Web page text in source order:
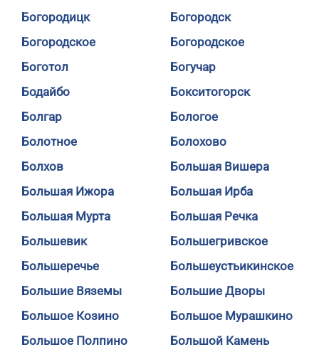
Богородицк
Богородск
Богородское
Богородское
Боготол
Богучар
Бодайбо
Бокситогорск
Болгар
Бологое
Болотное
Болохово
Болхов
Большая Вишера
Большая Ижора
Большая Ирба
Большая Мурта
Большая Речка
Большевик
Большегривское
Большеречье
Большеустьикинское
Большие Вяземы
Большие Дворы
Большое Козино
Большое Мурашкино
Большое Полпино
Большой Камень